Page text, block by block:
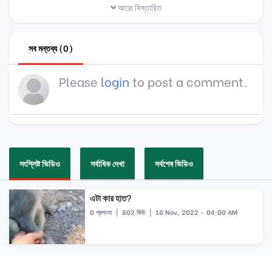
আরো বিস্তারিত
সব মন্তব্য (0)
Please login to post a comment.
সংশ্লিষ্ট ভিডিও সর্বাধিক দেখা সর্বশেষ ভিডিও
এটা কার হাত?
0 প্রশংসা | 802 ভিউ | 18 Nov, 2022 - 04:00 AM